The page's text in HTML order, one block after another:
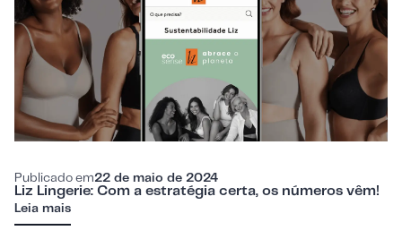
Publicado em22 de maio de 2024
Liz Lingerie: Com a estratégia certa, os números vêm!
Leia mais